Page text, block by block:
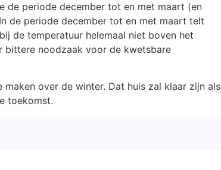
de periode december tot en met maart (en
de periode december tot en met maart telt
de temperatuur helemaal niet boven het
bittere noodzaak voor de kwetsbare
over de winter. Dat huis zal klaar zijn als
toekomst.